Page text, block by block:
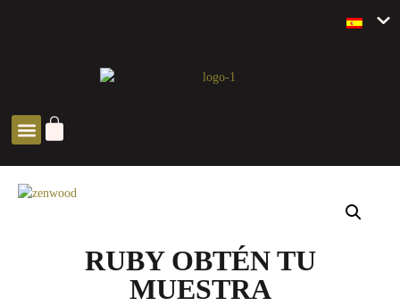
RUBY OBTÉN TU
MUESTRA